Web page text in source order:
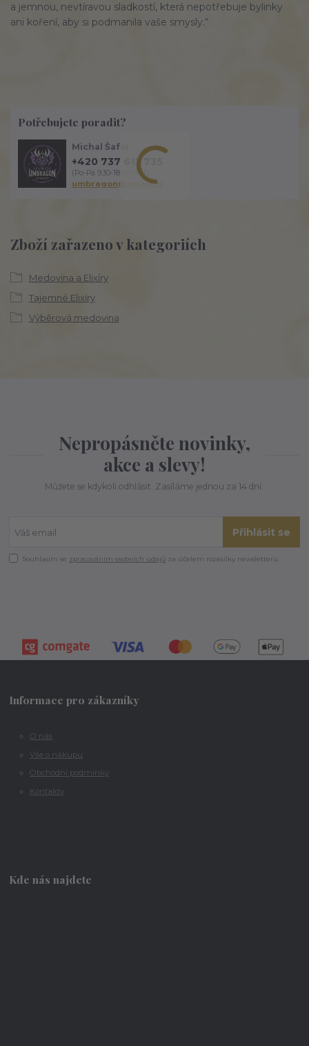
a jemnou, nevtíravou sladkostí, která nepotřebuje bylinky
ani koření, aby si podmanila vaše smysly.“
Zboží zařazeno v kategoriích
Medovina a Elixíry
Tajemné Elixíry
Výběrová medovina
Potřebujete poradit?
Michal Šafář
+420 737 613 735
(Po-Pá 9:30-18:00 hod.)
umbragon@email.cz
Nepropásněte novinky,
akce a slevy!
Můžete se kdykoli odhlásit. Zasíláme jednou za 14 dní.
Přihlásit se
Souhlasím se zpracováním osobních údajů za účelem rozesílky newsletteru.
Informace pro zákazníky
O nás
Vše o nákupu
Obchodní podmínky
Kontakty
Kde nás najdete